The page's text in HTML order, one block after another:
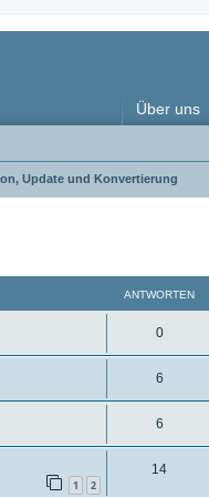
Über uns
Update und Konvertierung
ANTWORTEN
0A
n
w
o
r
6A
n
w
6A
n
1 2
14A